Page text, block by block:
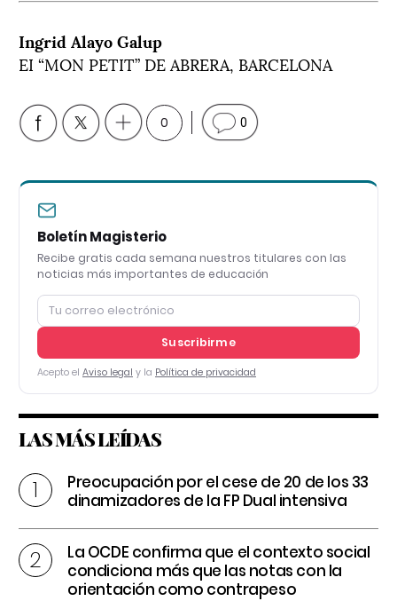
Ingrid Alayo Galup
EI “MON PETIT” DE ABRERA, BARCELONA
0 0
Boletín Magisterio
Recibe gratis cada semana nuestros titulares con las
noticias más importantes de educación
Suscribirme
Acepto el Aviso legal y la Política de privacidad
LAS MÁS LEÍDAS
Preocupación por el cese de 20 de los 33
dinamizadores de la FP Dual intensiva
La OCDE confirma que el contexto social
condiciona más que las notas con la
orientación como contrapeso